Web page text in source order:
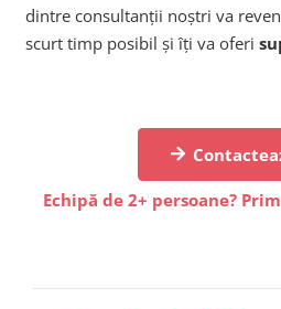
dintre consultanții noștri va
scurt timp posibil și îți va oferi
Echipă de 2+ persoane?